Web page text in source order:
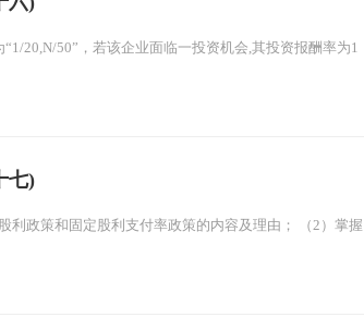
20,N/50”，若该企业面临一投资机会,其投资报酬率为1
七)
政策和固定股利支付率政策的内容及理由； （2）掌握